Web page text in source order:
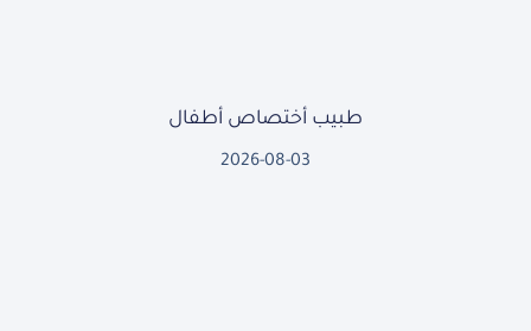
طبيب أختصاص أطفال
2026-08-03